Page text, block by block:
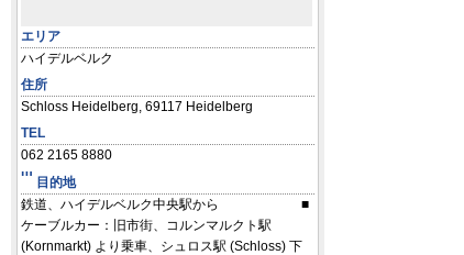
エリア
ハイデルベルク
住所
Schloss Heidelberg, 69117 Heidelberg
TEL
062 2165 8880
目的地
鉄道、ハイデルベルク中央駅から ■
ケーブルカー：旧市街、コルンマルクト駅
(Kornmarkt) より乗車、シュロス駅 (Schloss) 下